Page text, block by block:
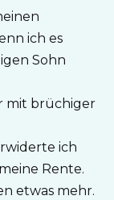
ich es
Sohn
mit brüchiger
ich
Rente.
etwas mehr.